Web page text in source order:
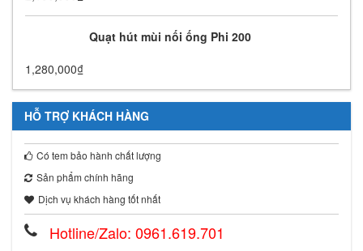
Quạt hút mùi nối ống Phi 200
1,280,000₫
HỖ TRỢ KHÁCH HÀNG
Có tem bảo hành chất lượng
Sản phẩm chính hãng
Dịch vụ khách hàng tốt nhất
Hotline/Zalo: 0961.619.701